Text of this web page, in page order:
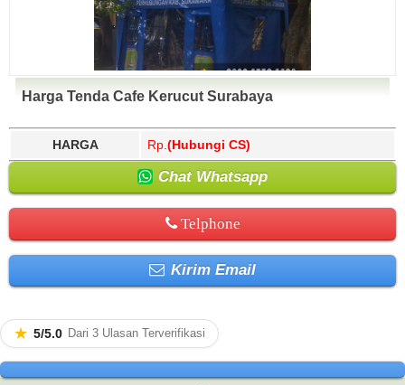
Harga Tenda Cafe Kerucut Surabaya
HARGA Rp. (Hubungi CS)
Chat Whatsapp
Telphone
Kirim Email
★ 5/5.0 Dari 3 Ulasan Terverifikasi